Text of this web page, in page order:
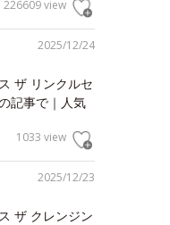
226609 view
2025/12/24
ザ リンクルセ
記事で｜人気
1033 view
2025/12/23
ザ クレンジン